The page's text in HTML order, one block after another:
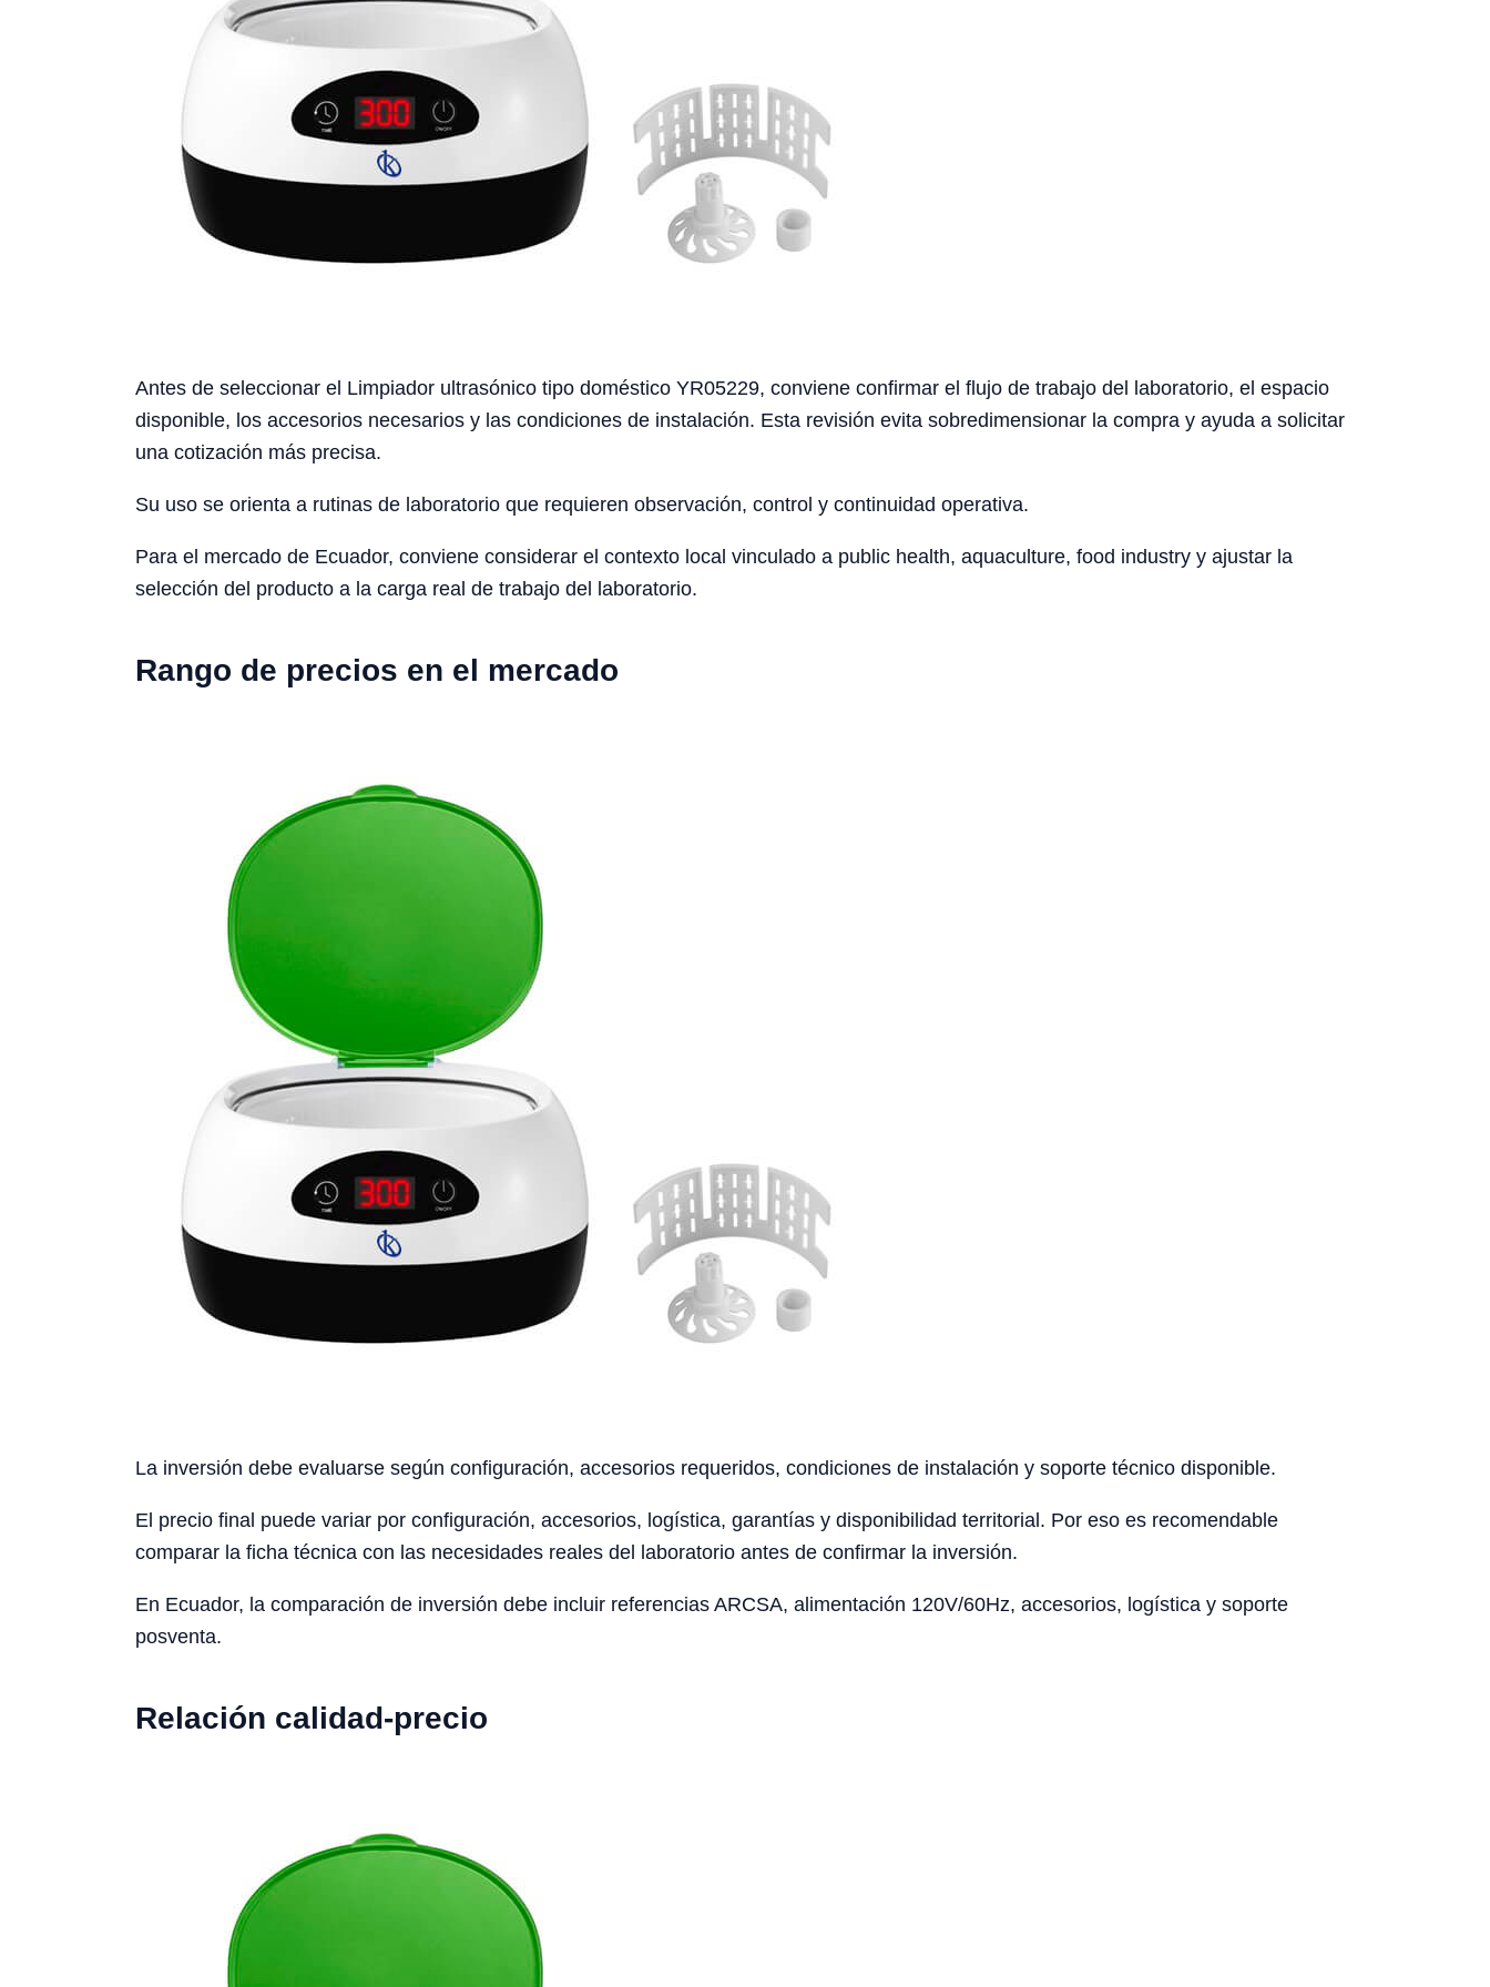
Antes de seleccionar el Limpiador ultrasónico tipo doméstico YR05229, conviene confirmar el flujo de trabajo del laboratorio, el espacio
disponible, los accesorios necesarios y las condiciones de instalación. Esta revisión evita sobredimensionar la compra y ayuda a solicitar
una cotización más precisa.
Su uso se orienta a rutinas de laboratorio que requieren observación, control y continuidad operativa.
Para el mercado de Ecuador, conviene considerar el contexto local vinculado a public health, aquaculture, food industry y ajustar la
selección del producto a la carga real de trabajo del laboratorio.
Rango de precios en el mercado
La inversión debe evaluarse según configuración, accesorios requeridos, condiciones de instalación y soporte técnico disponible.
El precio final puede variar por configuración, accesorios, logística, garantías y disponibilidad territorial. Por eso es recomendable
comparar la ficha técnica con las necesidades reales del laboratorio antes de confirmar la inversión.
En Ecuador, la comparación de inversión debe incluir referencias ARCSA, alimentación 120V/60Hz, accesorios, logística y soporte
posventa.
Relación calidad-precio